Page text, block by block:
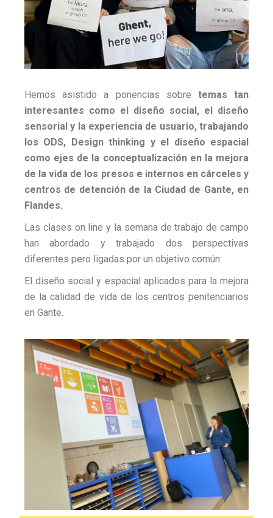
Hemos asistido a ponencias sobre temas tan
interesantes como el diseño social, el diseño
sensorial y la experiencia de usuario, trabajando
los ODS, Design thinking y el diseño espacial
como ejes de la conceptualización en la mejora
de la vida de los presos e internos en cárceles y
centros de detención de la Ciudad de Gante, en
Flandes.
Las clases on line y la semana de trabajo de campo
han abordado y trabajado dos perspectivas
diferentes pero ligadas por un objetivo común:
El diseño social y espacial aplicados para la mejora
de la calidad de vida de los centros penitenciarios
en Gante.